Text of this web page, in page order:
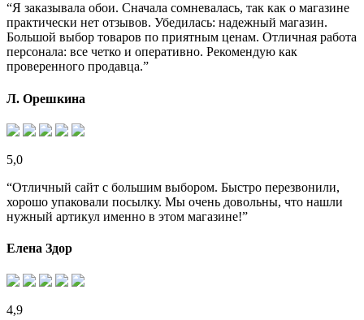
“Я заказывала обои. Сначала сомневалась, так как о магазине
практически нет отзывов. Убедилась: надежный магазин.
Большой выбор товаров по приятным ценам. Отличная работа
персонала: все четко и оперативно. Рекомендую как
проверенного продавца.”
Л. Орешкина
5,0
“Отличный сайт с большим выбором. Быстро перезвонили,
хорошо упаковали посылку. Мы очень довольны, что нашли
нужный артикул именно в этом магазине!”
Елена Здор
4,9